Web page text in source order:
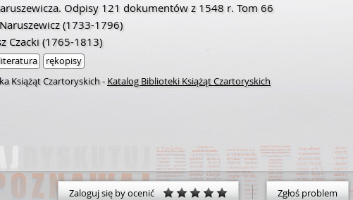
Odpisy 121 dokumentów z 1548 r. Tom 66
(1733-1796)
Czacki (1765-1813)
literatura
rękopisy
Książąt Czartoryskich - Katalog Biblioteki Książąt Czartoryskich
Zaloguj się by ocenić Zgłoś problem